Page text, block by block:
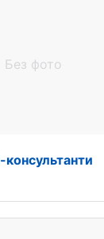
Без фото
консультанти